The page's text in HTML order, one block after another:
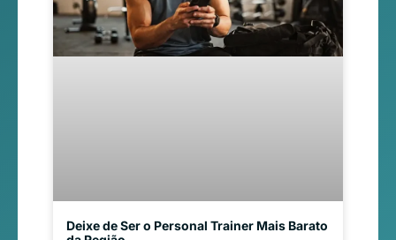
Deixe de Ser o Personal Trainer Mais Barato